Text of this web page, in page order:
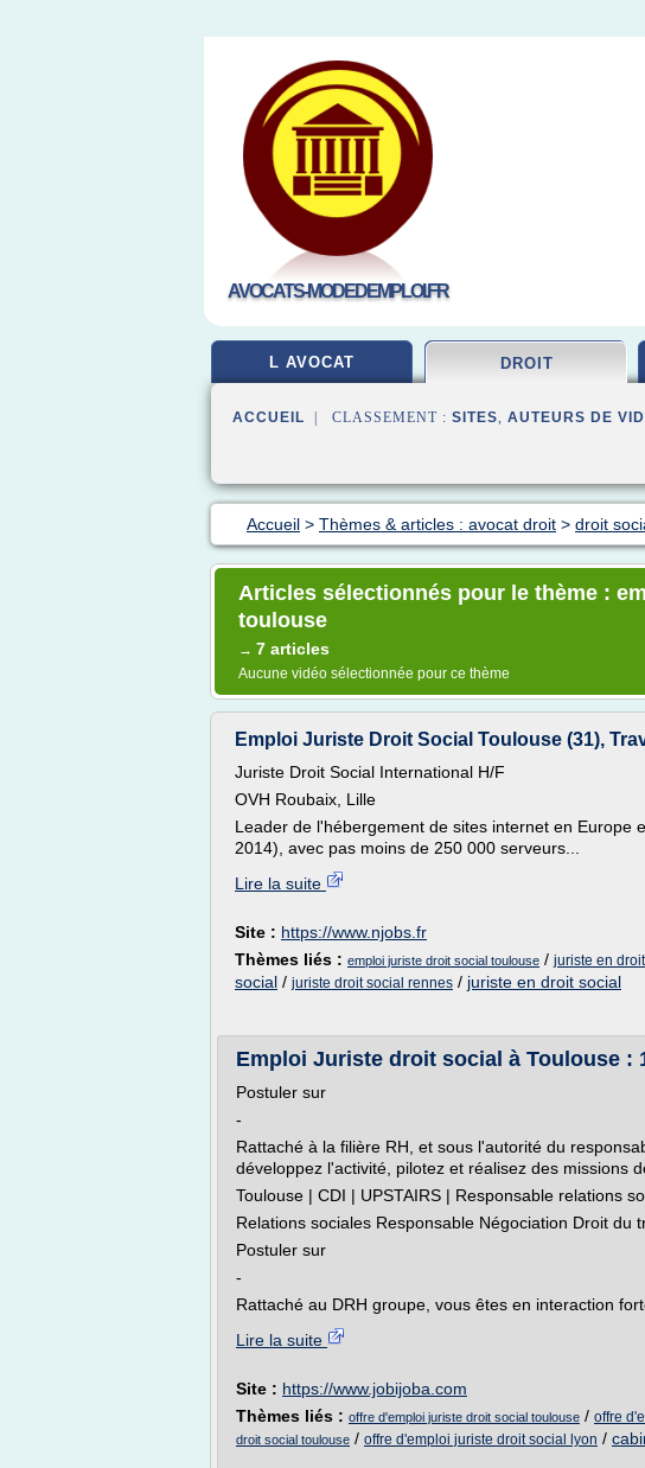
AVOCATS-MODEDEMPLOI.FR
L AVOCAT DROIT
ACCUEIL | CLASSEMENT : SITES, AUTEURS DE
Accueil > Thèmes & articles : avocat droit > droit
Articles sélectionnés pour le thème :
toulouse
→ 7 articles
Aucune vidéo sélectionnée pour ce thème
Emploi Juriste Droit Social Toulouse (31),
Juriste Droit Social International H/F
OVH Roubaix, Lille
Leader de l'hébergement de sites internet en Europe
2014), avec pas moins de 250 000 serveurs...
Lire la suite
Site : https://www.njobs.fr
Thèmes liés : emploi juriste droit social toulouse / juriste en
social / juriste droit social rennes / juriste en droit social
Emploi Juriste droit social à Toulouse :
Postuler sur
-
Rattaché à la filière RH, et sous l'autorité du
développez l'activité, pilotez et réalisez des missions
Toulouse | CDI | UPSTAIRS | Responsable relations
Relations sociales Responsable Négociation Droit du
Postuler sur
-
Rattaché au DRH groupe, vous êtes en interaction
Lire la suite
Site : https://www.jobijoba.com
Thèmes liés : offre d'emploi juriste droit social toulouse / offre
droit social toulouse / offre d'emploi juriste droit social lyon /